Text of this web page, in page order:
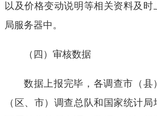
以及价格变动说明等相关资料及时
局服务器中。
（四）审核数据
数据上报完毕，各调查市（县
（区、市）调查总队和国家统计局